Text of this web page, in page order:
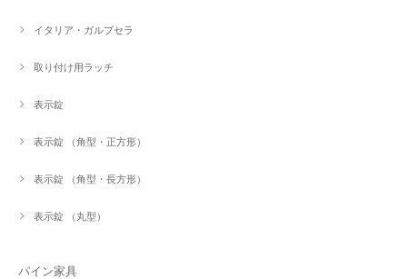
イタリア・ガルブセラ
取り付け用ラッチ
表示錠
表示錠 （角型・正方形）
表示錠 （角型・長方形）
表示錠 （丸型）
パイン家具